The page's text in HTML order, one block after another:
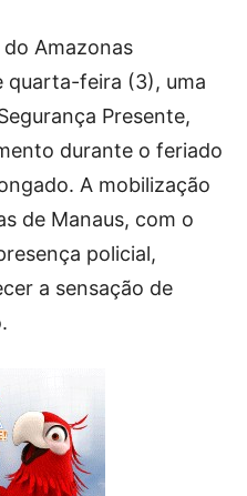
do Amazonas
quarta-feira (3), uma
Presente,
durante o feriado
A mobilização
de Manaus, com o
policial,
a sensação de